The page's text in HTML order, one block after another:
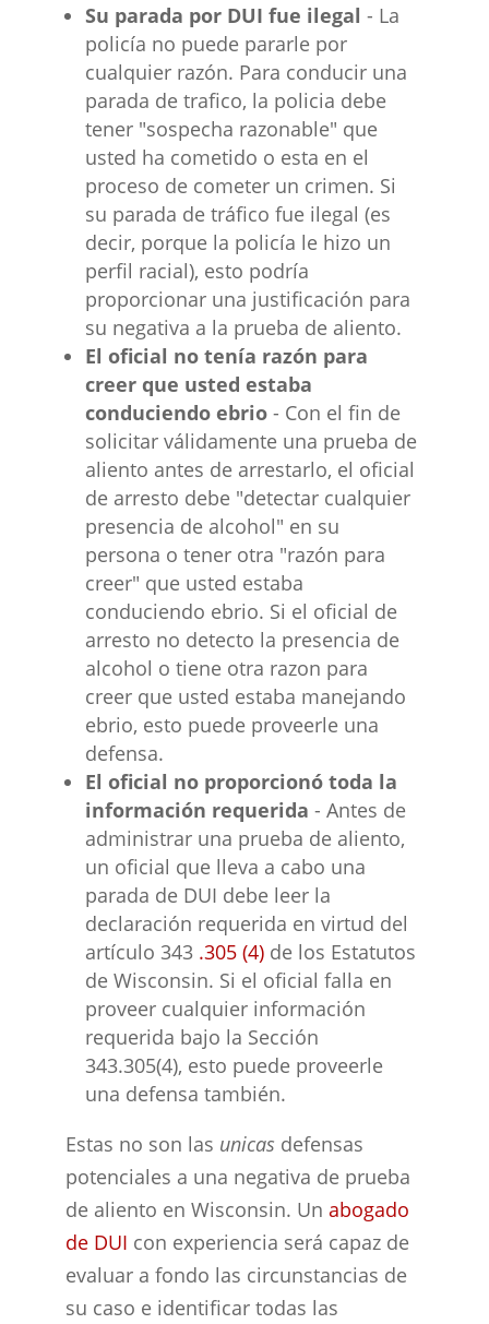
Su parada por DUI fue ilegal - La
policía no puede pararle por
cualquier razón. Para conducir una
parada de trafico, la policia debe
tener "sospecha razonable" que
usted ha cometido o esta en el
proceso de cometer un crimen. Si
su parada de tráfico fue ilegal (es
decir, porque la policía le hizo un
perfil racial), esto podría
proporcionar una justificación para
su negativa a la prueba de aliento.
El oficial no tenía razón para
creer que usted estaba
conduciendo ebrio - Con el fin de
solicitar válidamente una prueba de
aliento antes de arrestarlo, el oficial
de arresto debe "detectar cualquier
presencia de alcohol" en su
persona o tener otra "razón para
creer" que usted estaba
conduciendo ebrio. Si el oficial de
arresto no detecto la presencia de
alcohol o tiene otra razon para
creer que usted estaba manejando
ebrio, esto puede proveerle una
defensa.
El oficial no proporcionó toda la
información requerida - Antes de
administrar una prueba de aliento,
un oficial que lleva a cabo una
parada de DUI debe leer la
declaración requerida en virtud del
artículo 343 .305 (4) de los Estatutos
de Wisconsin. Si el oficial falla en
proveer cualquier información
requerida bajo la Sección
343.305(4), esto puede proveerle
una defensa también.
Estas no son las unicas defensas
potenciales a una negativa de prueba
de aliento en Wisconsin. Unabogado
de DUI con experiencia será capaz de
evaluar a fondo las circunstancias de
su caso e identificar todas las